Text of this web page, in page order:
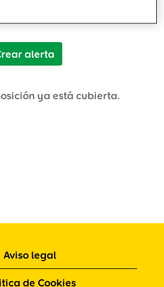
alerta
ya está cubierta.
Aviso legal
de Cookies